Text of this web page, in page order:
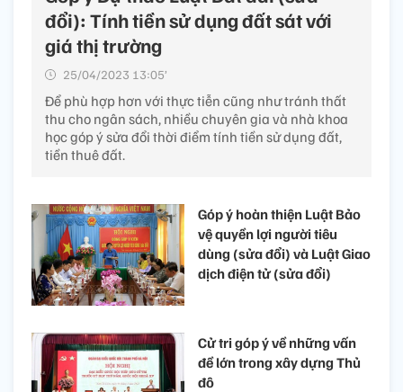
đổi): Tính tiền sử dụng đất sát với
giá thị trường
25/04/2023 13:05’
Để phù hợp hơn với thực tiễn cũng như tránh thất
thu cho ngân sách, nhiều chuyên gia và nhà khoa
học góp ý sửa đổi thời điểm tính tiền sử dụng đất,
tiền thuê đất.
Góp ý hoàn thiện Luật Bảo
vệ quyền lợi người tiêu
dùng (sửa đổi) và Luật Giao
dịch điện tử (sửa đổi)
Cử tri góp ý về những vấn
đề lớn trong xây dựng Thủ
đô